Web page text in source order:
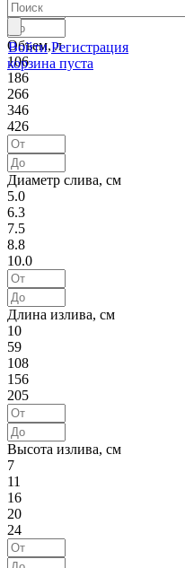
Войти Регистрация
корзина пуста
Объем, л
106
186
266
346
426
Диаметр слива, см
5.0
6.3
7.5
8.8
10.0
Длина излива, см
10
59
108
156
205
Высота излива, см
7
11
16
20
24